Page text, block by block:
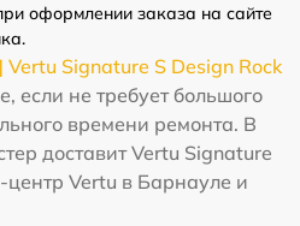
оформлении заказа на сайте
Signature S Design Rock
если не требует большого
времени ремонта. В
доставит Vertu Signature
центр Vertu в Барнауле и